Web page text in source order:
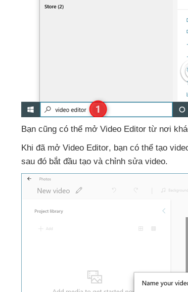
Bạn cũng có thể mở Video Editor từ nơi
Khi đã mở Video Editor, bạn có thể tạo
sau đó bắt đầu tạo và chỉnh sửa video.